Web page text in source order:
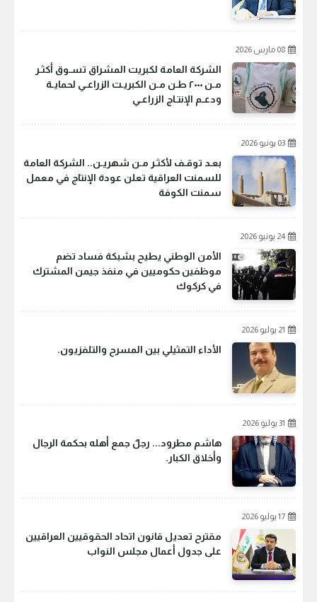
08 مارس 2026
الشركة العامة لكبريت المشراق تسـوق أكثـر
مـن ٢٠٠٠ طـن مـن الكبريـت الزراعـي لحمايـة
ودعـم الإنتـاج الزراعـي
03 يونيو 2026
بعـد توقـف لأكثـر مـن شهريـن.. الشركة العامة
للسمنت العراقية تعلن عودة الإنتاج في معمل
سمنت الكوفة
24 يونيو 2026
الأمن الوطني يطيح بشبكة فساد تضم
موظفين حكوميين في منفذ جيمن المشترك
في كركوك
21 يوليو 2026
الأداء التمثيلي بين المسرح والتلفزيون.
31 يوليو 2026
هاشم مطرود... رجلٌ جمع أهله بحكمة الرجال
وأخلاق الكبار.
17 يوليو 2026
مقترح تعديل قانون اتحاد الحقوقيين العراقيين
على جدول أعمال مجلس النواب